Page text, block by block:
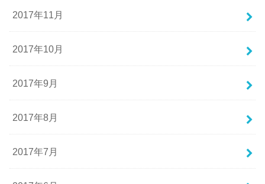
2017年11月
2017年10月
2017年9月
2017年8月
2017年7月